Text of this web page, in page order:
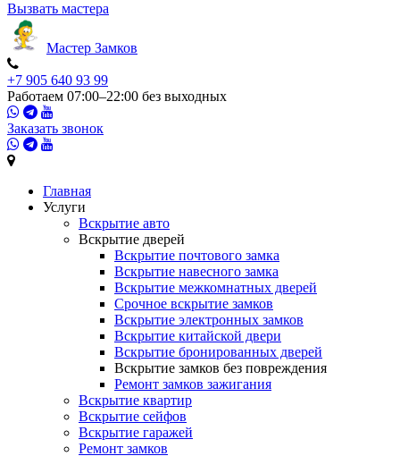
Вызвать мастера
Мастер Замков
+7 905 640 93 99
Работаем 07:00–22:00 без выходных
Заказать звонок
Главная
Услуги
Вскрытие авто
Вскрытие дверей
Вскрытие почтового замка
Вскрытие навесного замка
Вскрытие межкомнатных дверей
Срочное вскрытие замков
Вскрытие электронных замков
Вскрытие китайской двери
Вскрытие бронированных дверей
Вскрытие замков без повреждения
Ремонт замков зажигания
Вскрытие квартир
Вскрытие сейфов
Вскрытие гаражей
Ремонт замков